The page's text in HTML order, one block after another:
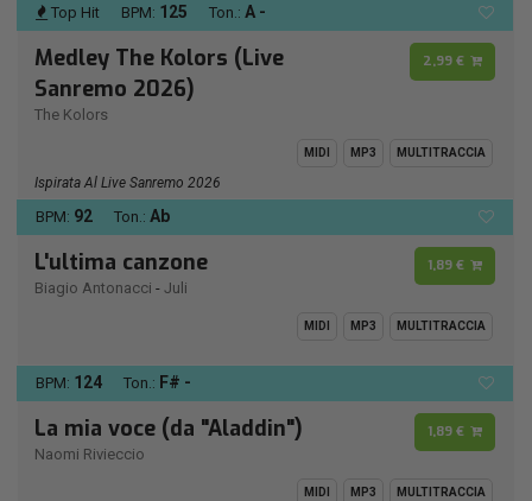
Top Hit BPM: 125 Ton.: A -
Medley The Kolors (Live
Sanremo 2026)
The Kolors
2,99 €
MIDI MP3 MULTITRACCIA
Ispirata Al Live Sanremo 2026
BPM: 92 Ton.: Ab
L'ultima canzone
Biagio Antonacci - Juli
1,89 €
MIDI MP3 MULTITRACCIA
BPM: 124 Ton.: F# -
La mia voce (da "Aladdin")
Naomi Rivieccio
1,89 €
MIDI MP3 MULTITRACCIA